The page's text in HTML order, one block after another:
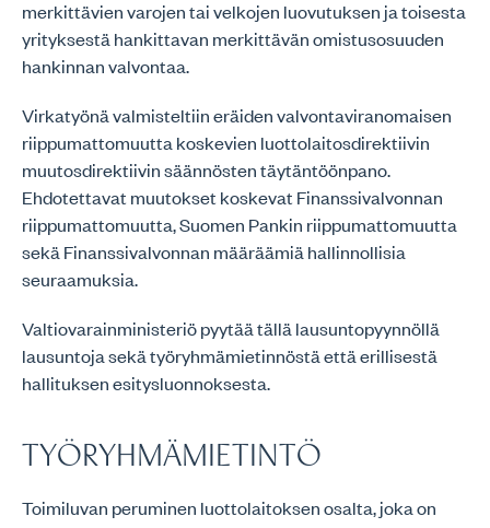
merkittävien varojen tai velkojen luovutuksen ja toisesta
yrityksestä hankittavan merkittävän omistusosuuden
hankinnan valvontaa.
Virkatyönä valmisteltiin eräiden valvontaviranomaisen
riippumattomuutta koskevien luottolaitosdirektiivin
muutosdirektiivin säännösten täytäntöönpano.
Ehdotettavat muutokset koskevat Finanssivalvonnan
riippumattomuutta, Suomen Pankin riippumattomuutta
sekä Finanssivalvonnan määräämiä hallinnollisia
seuraamuksia.
Valtiovarainministeriö pyytää tällä lausuntopyynnöllä
lausuntoja sekä työryhmämietinnöstä että erillisestä
hallituksen esitysluonnoksesta.
TYÖRYHMÄMIETINTÖ
Toimiluvan peruminen luottolaitoksen osalta, joka on